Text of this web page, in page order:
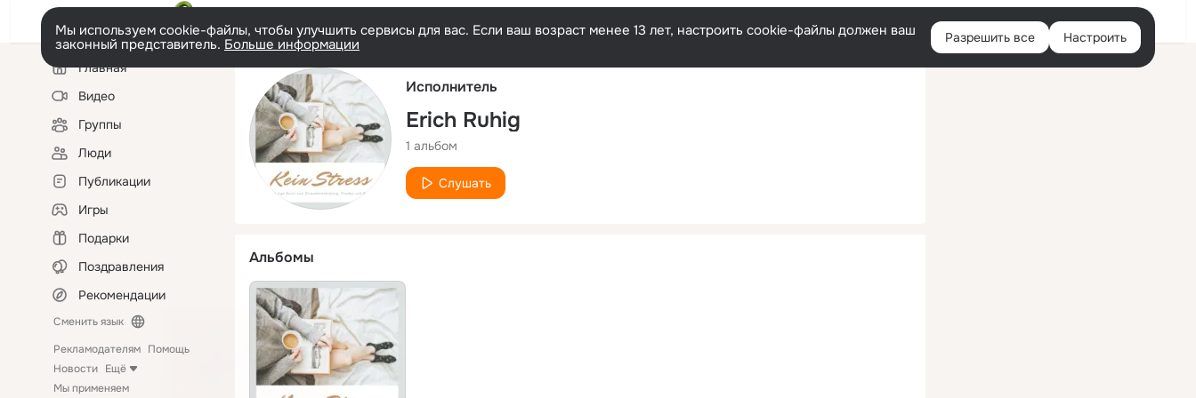
Русский Войти
Мы используем cookie-файлы, чтобы улучшить сервисы для вас. Если ваш возраст менее 13 лет, настроить cookie-файлы должен ваш
законный представитель. Больше информации Разрешить все Настроить
Левая
колонкаГлавная
Видео
Группы
Люди
Публикации
Игры
Подарки
Поздравления
Рекомендации
Сменить язык
Рекламодателям Помощь
Новости Ещё
Мы применяем
Исполнитель
Erich Ruhig
1 альбом
Слушать
Альбомы